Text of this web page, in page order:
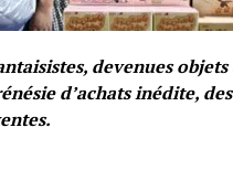
devenues
d’achats inédite,